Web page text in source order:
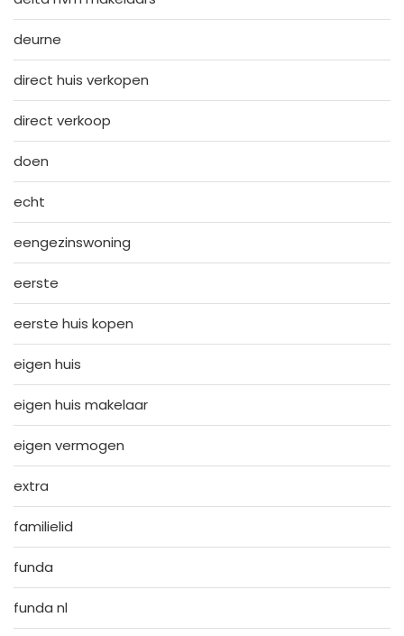
deurne
direct huis verkopen
direct verkoop
doen
echt
eengezinswoning
eerste
eerste huis kopen
eigen huis
eigen huis makelaar
eigen vermogen
extra
familielid
funda
funda nl